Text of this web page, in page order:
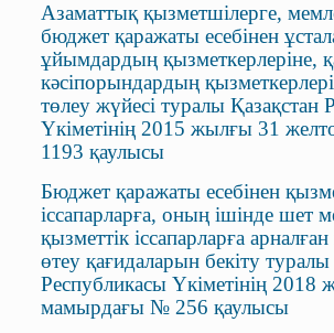
Азаматтық қызметшілерге,
бюджет қаражаты есебінен
ұйымдардың қызметкерлеріне,
кәсіпорындардың
төлеу жүйесі туралы Қазақстан
Үкіметінің 2015 жылғы 31
1193 қаулысы
Бюджет қаражаты есебінен
іссапарларға, оның ішінде шет
қызметтік іссапарларға
өтеу қағидаларын бекіту туралы
Республикасы Үкіметінің 2018
мамырдағы № 256 қаулысы